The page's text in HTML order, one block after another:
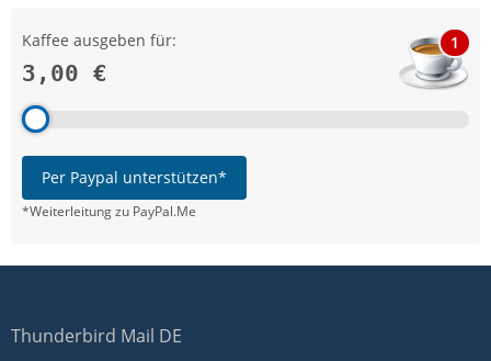
Kaffee ausgeben für:
3,00 €
1
Per Paypal unterstützen*
*Weiterleitung zu PayPal.Me
Thunderbird Mail DE